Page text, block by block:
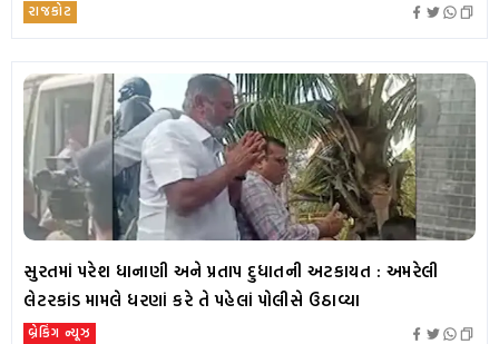
રાજકોટ
સુરતમાં પરેશ ધાનાણી અને પ્રતાપ દુધાતની અટકાયત : અમરેલી
લેટરકાંડ મામલે ધરણાં કરે તે પહેલાં પોલીસે ઉઠાવ્યા
બ્રેકિંગ ન્યૂઝ